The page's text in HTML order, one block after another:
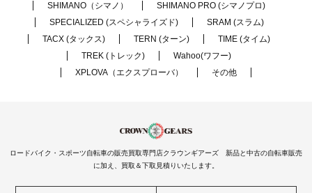
SHIMANO（シマノ）
SHIMANO PRO (シマノプロ)
SPECIALIZED (スペシャライズド)
SRAM (スラム)
TACX (タックス)
TERN (ターン)
TIME (タイム)
TREK (トレック)
Wahoo(ワフー)
XPLOVA（エクスプローバ）
その他
ロードバイク・スポーツ自転車の販売買取専門店クラウンギアーズ 新品と中古の自転車販売
に加え、買取＆下取見積りいたします。